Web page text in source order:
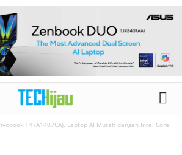
14 (A1407CA). Laptop AI Murah dengan Intel Core